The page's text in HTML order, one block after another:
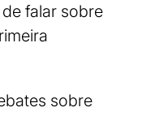
falar sobre
sobre